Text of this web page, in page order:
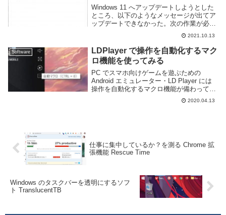
Windows 11 へアップデートしようとした
ところ、以下のようなメッセージが出てア
ップデートできなかった。次の作業が必要
ですインストールを続けて Windows の設
定、個人ファイル、アプリを引き継ぐに
は、次の点に注意が必要です。Vir...
2021.10.13
Software
LDPlayer で操作を自動化するマク
ロ機能を使ってみる
PC でスマホ向けゲームを遊ぶための
Android エミュレーター・LD Player には
操作を自動化するマクロ機能が備わってい
る。繰り返し何度も行う必要のある操作に
対してかなり有効な機能だ。このページで
2020.04.13
仕事に集中しているか？を測る Chrome 拡
張機能 Rescue Time
Windows のタスクバーを透明にするソフ
ト TranslucentTB